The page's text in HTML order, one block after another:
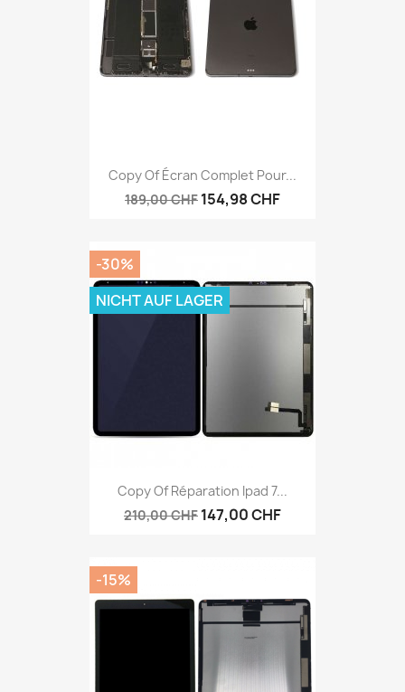
Copy Of Écran Complet Pour...
189,00 CHF 154,98 CHF
Copy Of Réparation Ipad 7...
210,00 CHF 147,00 CHF
-30%
NICHT AUF LAGER
-15%